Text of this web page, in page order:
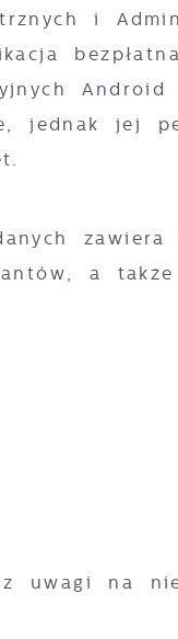
i
jednak jej
a
z uwagi na